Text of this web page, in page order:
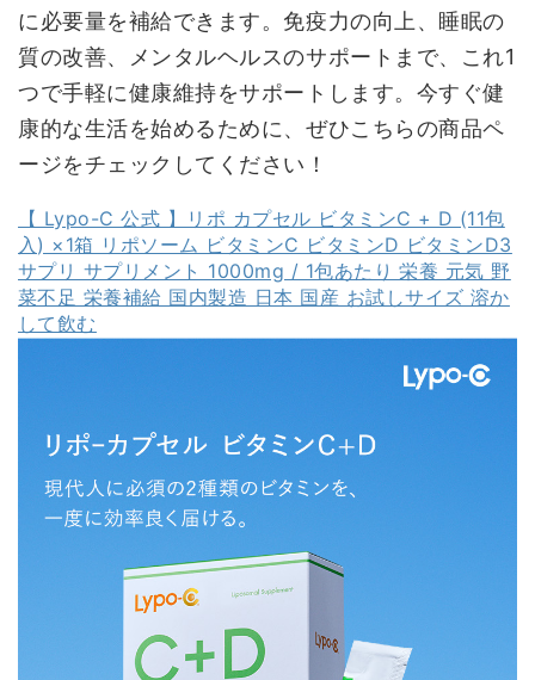
に必要量を補給できます。免疫力の向上、睡眠の
質の改善、メンタルヘルスのサポートまで、これ1
つで手軽に健康維持をサポートします。今すぐ健
康的な生活を始めるために、ぜひこちらの商品ペ
ージをチェックしてください！
【 Lypo-C 公式 】リポ カプセル ビタミンC + D (11包
入) ×1箱 リポソーム ビタミンC ビタミンD ビタミンD3
サプリ サプリメント 1000mg / 1包あたり 栄養 元気 野
菜不足 栄養補給 国内製造 日本 国産 お試しサイズ 溶か
して飲む